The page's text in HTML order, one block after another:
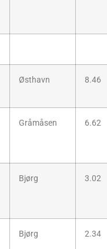
Østhavn 8.46
Gråmåsen 6.62
Bjørg 3.02
Bjørg 2.34